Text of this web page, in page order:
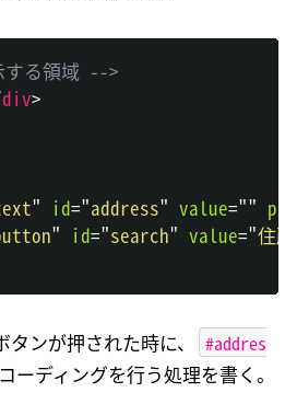
る領域 -->
div>
" id="address" value=""
" id="search" value="住
ンが押された時に、
#addres
ーディングを行う処理を書く。